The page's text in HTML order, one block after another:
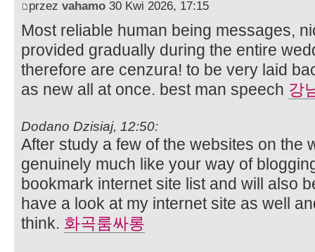
przez vahamo 30 Kwi 2026, 17:15
Most reliable human being messages,
provided gradually during the entire
therefore are cenzura! to be very laid
as new all at once. best man speech 강
Dodano Dzisiaj, 12:50:
After study a few of the websites on the
genuinely much like your way of
bookmark internet site list and will also
have a look at my internet site as well
think. 화곡룸싸롱